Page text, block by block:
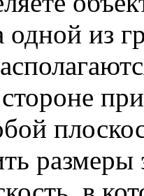
одной из
размеры